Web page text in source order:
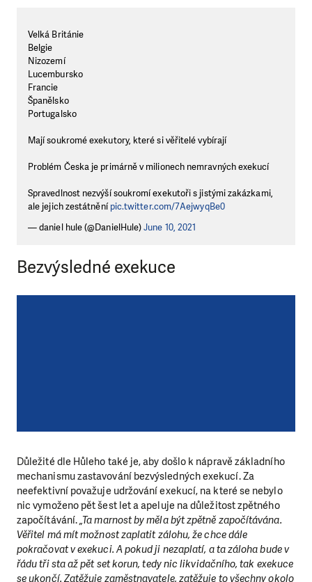
Velká Británie
Belgie
Nizozemí
Lucembursko
Francie
Španělsko
Portugalsko
Mají soukromé exekutory, které si věřitelé vybírají
Problém Česka je primárně v milionech nemravných exekucí
Spravedlnost nezvýší soukromí exekutoři s jistými zakázkami,
ale jejich zestátněnípic.twitter.com/7AejwyqBe0
— daniel hule (@DanielHule)June 10, 2021
Bezvýsledné exekuce
Důležité dle Hůleho také je, aby došlo k nápravě základního
mechanismu zastavování bezvýsledných exekucí. Za
neefektivní považuje udržování exekucí, na které se nebylo
nic vymoženo pět šest let a apeluje na důležitost zpětného
započítávání.„Ta marnost by měla být zpětně započítávána.
Věřitel má mít možnost zaplatit zálohu, že chce dále
pokračovat v exekuci. A pokud ji nezaplatí, a ta záloha bude v
řádu tři sta až pět set korun, tedy nic likvidačního, tak exekuce
se ukončí. Zatěžuje zaměstnavatele, zatěžuje to všechny okolo